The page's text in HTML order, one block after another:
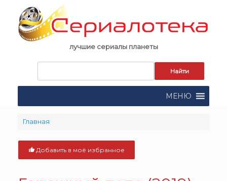
content
лучшие сериалы планеты
поиска:
МЕНЮ
Главная
Добавить в моё избранное